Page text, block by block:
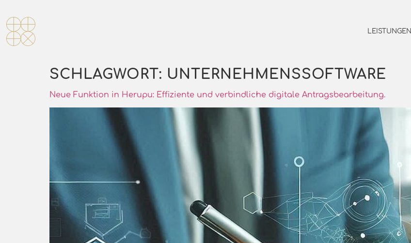
LEISTUNGEN
SCHLAGWORT: UNTERNEHMENSSOFTWARE
Neue Funktion in Herupu: Effiziente und verbindliche digitale Antragsbearbeitung.